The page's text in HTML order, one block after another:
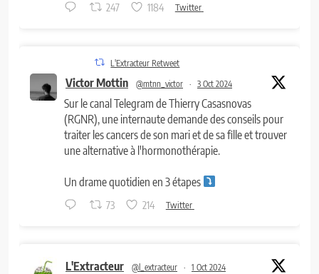
247 1184 Twitter
L'Extracteur Retweet
Victor Mottin @mtnn_victor · 3 Oct 2024
Sur le canal Telegram de Thierry Casasnovas
(RGNR), une internaute demande des conseils pour
traiter les cancers de son mari et de sa fille et trouver
une alternative à l'hormonothérapie.
Un drame quotidien en 3 étapes
73 214 Twitter
L'Extracteur @l_extracteur · 1 Oct 2024